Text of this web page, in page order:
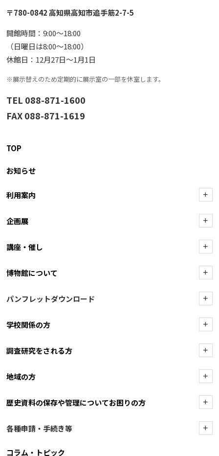
〒780-0842 高知県高知市追手筋2-7-5
開館時間：9:00〜18:00
（日曜日は8:00〜18:00）
休館日：12月27日〜1月1日
※展示替えのため定期的に展示室の一部を休室します。
TEL 088-871-1600
FAX 088-871-1619
TOP
お知らせ
利用案内 +
企画展 +
講座・催し +
博物館について +
パンフレットダウンロード +
学校関係の方 +
調査研究をされる方 +
地域の方 +
歴史資料の保存や管理についてお困りの方 +
各種申請・手続き等 +
コラム・トピック